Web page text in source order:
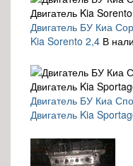
Двигатель БУ Киа
Kia Sorento 2,4 В
Двигатель БУ Киа
Двигатель Kia